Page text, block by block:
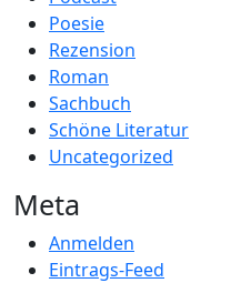
Poesie
Rezension
Roman
Sachbuch
Schöne Literatur
Uncategorized
Meta
Anmelden
Eintrags-Feed